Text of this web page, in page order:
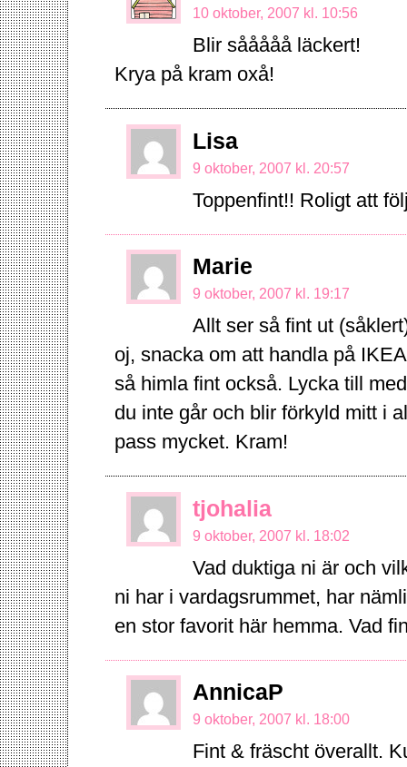
10 oktober, 2007 kl. 10:56
Blir sååååå läckert!
Krya på kram oxå!
Lisa
9 oktober, 2007 kl. 20:57
Toppenfint!! Roligt att
Marie
9 oktober, 2007 kl. 19:17
Allt ser så fint ut
oj, snacka om att handla på
så himla fint också. Lycka till
du inte går och blir förkyld mitt i
pass mycket. Kram!
tjohalia
9 oktober, 2007 kl. 18:02
Vad duktiga ni är och
ni har i vardagsrummet, har
en stor favorit här hemma. Vad
AnnicaP
9 oktober, 2007 kl. 18:00
Fint & fräscht överallt.